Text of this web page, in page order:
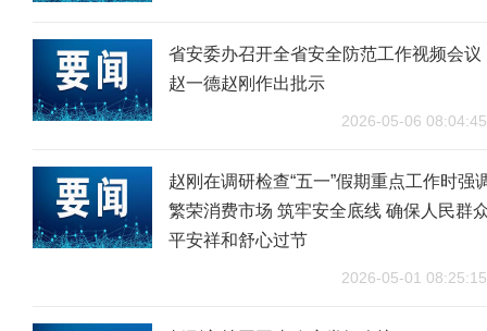
省安委办召开全省安全防范工作视频会议
赵一德赵刚作出批示
2026-05-06 08:04:45
赵刚在调研检查“五一”假期重点工作时强
繁荣消费市场 筑牢安全底线 确保人民群
平安祥和舒心过节
2026-05-01 08:25:15